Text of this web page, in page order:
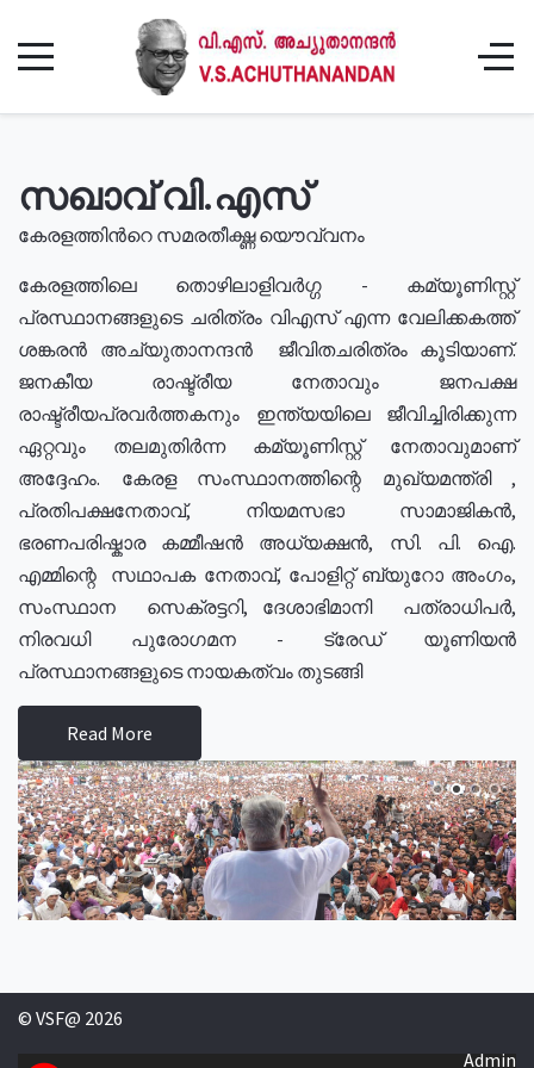
സഖാവ് വി.എസ്
കേരളത്തിൻറെ സമരതീക്ഷ്ണ യൌവ്വനം
കേരളത്തിലെ തൊഴിലാളിവർഗ്ഗ - കമ്യൂണിസ്റ്റ്
പ്രസ്ഥാനങ്ങളുടെ ചരിത്രം വിഎസ് എന്ന വേലിക്കകത്ത്
ശങ്കരൻ അച്യുതാനന്ദൻ ജീവിതചരിത്രം കൂടിയാണ്.
ജനകീയ രാഷ്ട്രീയ നേതാവും ജനപക്ഷ
രാഷ്ട്രീയപ്രവർത്തകനും ഇന്ത്യയിലെ ജീവിച്ചിരിക്കുന്ന
ഏറ്റവും തലമുതിർന്ന കമ്യൂണിസ്റ്റ് നേതാവുമാണ്
അദ്ദേഹം. കേരള സംസ്ഥാനത്തിന്റെ മുഖ്യമന്ത്രി ,
പ്രതിപക്ഷനേതാവ്, നിയമസഭാ സാമാജികൻ,
ഭരണപരിഷ്കാര കമ്മീഷൻ അധ്യക്ഷൻ, സി. പി. ഐ.
എമ്മിന്റെ സഥാപക നേതാവ്, പോളിറ്റ് ബ്യുറോ അംഗം,
സംസ്ഥാന സെക്രട്ടറി, ദേശാഭിമാനി പത്രാധിപർ,
നിരവധി പുരോഗമന - ട്രേഡ് യൂണിയൻ
പ്രസ്ഥാനങ്ങളുടെ നായകത്വം തുടങ്ങി
Read More
© VSF@ 2026
Admin